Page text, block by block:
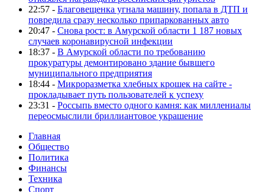
22:57 - Благовещенка угнала машину, попала в ДТП и
повредила сразу несколько припаркованных авто
20:47 - Снова рост: в Амурской области 1 187 новых
случаев коронавирусной инфекции
18:37 - В Амурской области по требованию
прокуратуры демонтировано здание бывшего
муниципального предприятия
18:44 - Микроразметка хлебных крошек на сайте -
прокладывает путь пользователей к успеху
23:31 - Россыпь вместо одного камня: как миллениалы
переосмыслили бриллиантовое украшение
Главная
Общество
Политика
Финансы
Техника
Спорт